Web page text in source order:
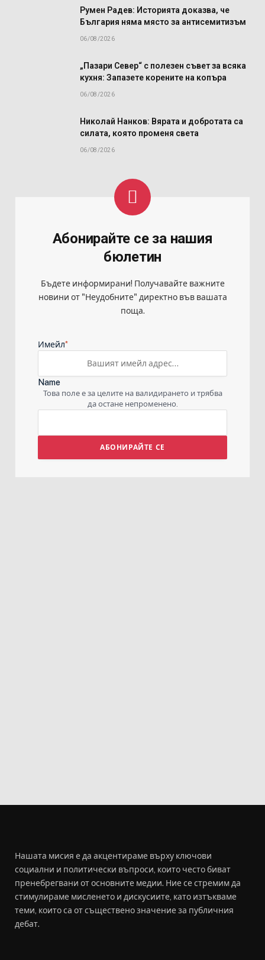
Румен Радев: Историята доказва, че
България няма място за антисемитизъм
06/08/2026
„Пазари Север“ с полезен съвет за всяка
кухня: Запазете корените на копъра
06/08/2026
Николай Нанков: Вярата и добротата са
силата, която променя света
06/08/2026
Абонирайте се за нашия
бюлетин
Бъдете информирани! Получавайте важните
новини от "Неудобните" директно във вашата
поща.
Имейл*
Name
Това поле е за целите на валидирането и трябва
да остане непроменено.
Нашата мисия е да акцентираме върху ключови
социални и политически въпроси, които често биват
пренебрегвани от основните медии. Ние се стремим да
стимулираме мисленето и дискусиите, като изтъкваме
теми, които са от съществено значение за публичния
дебат.